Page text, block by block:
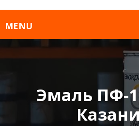
Эмаль ПФ-